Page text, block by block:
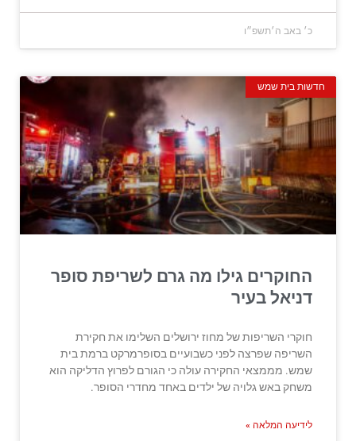
כ׳ באב ה׳תשפ״ו
חדשות בית שמש
החוקרים גילו מה גרם לשריפת סופר
דניאל בעיר
חוקרי השריפות של מחוז ירושלים השלימו את חקירת
השריפה שפרצה לפני כשבועיים בסופרמרקט ברמת בית
שמש. מממצאי החקירה עולה כי הגורם לפרוץ הדליקה הוא
משחק באש גלויה של ילדים באחד מחדרי הסופר.
לידיעה המלאה »